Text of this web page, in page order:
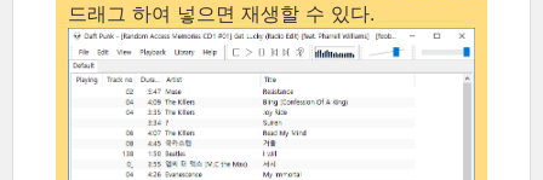
드래그 하여 넣으면 재생할 수 있다.